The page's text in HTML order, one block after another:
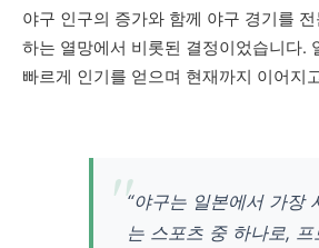
야구 인구의 증가와 함께 야구 경기를
하는 열망에서 비롯된 결정이었습니다.
빠르게 인기를 얻으며 현재까지 이어지
“야구는 일본에서 가장
는 스포츠 중 하나로, 프